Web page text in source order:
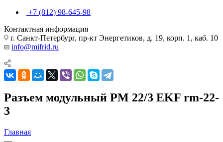
+7 (812) 98-645-98
Контактная информация
г. Санкт-Петербург, пр-кт Энергетиков, д. 19, корп. 1, каб. 10
info@mifrid.ru
Разъем модульный РМ 22/3 EKF rm-22-
3
Главная